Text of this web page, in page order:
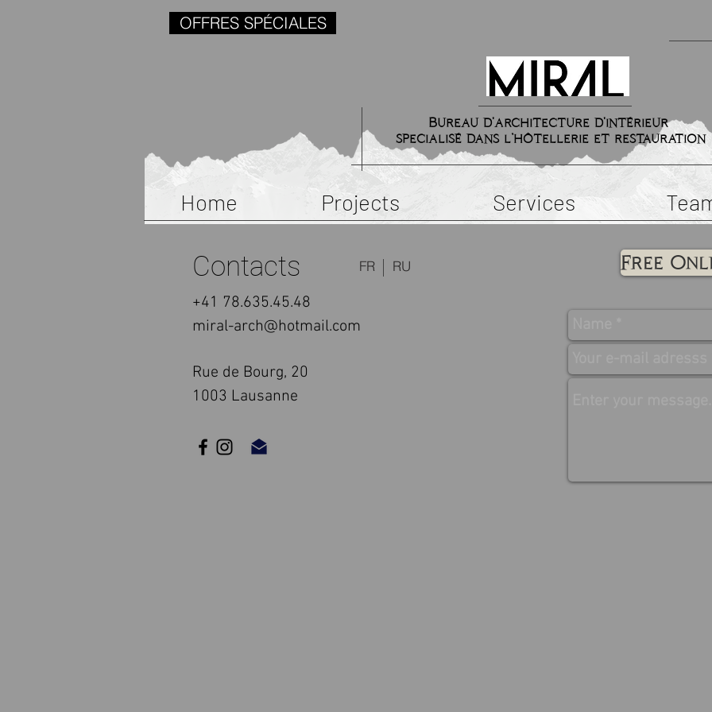
OFFRES SPÉCIALES
Bureau d'architecture d'intérieur
specialisé dans l’hôtellerie et restauration
Home Projects Services
Contacts FR RU
+41 78.635.45.48
miral-arch@hotmail.com
Rue de Bourg, 20
1003 Lausanne
Free